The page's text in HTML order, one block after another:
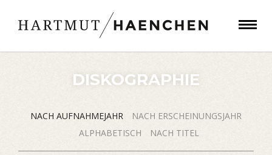
DISKOGRAPHIE
NACH AUFNAHMEJAHR
NACH ERSCHEINUNGSJAHR
ALPHABETISCH
NACH TITEL